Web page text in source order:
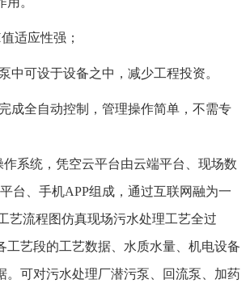
适应性强；
中可设于设备之中，减少工程投资。
成全自动控制，管理操作简单，不需专
系统， 凭空云平台由云端平台、现场数
台、手机APP组成，通过互联网融为一
艺流程图仿真现场污水处理工艺全过
工艺段的工艺数据、水质水量、机电设备
。可对污水处理厂潜污泵、回流泵、加药